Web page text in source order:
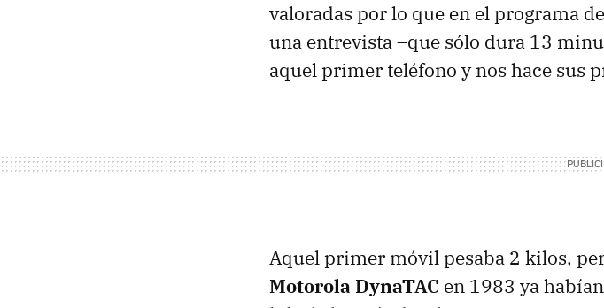
valoradas por lo que en el programa
una entrevista –que sólo dura 13
aquel primer teléfono y nos hace sus
Aquel primer móvil pesaba 2 kilos,
Motorola DynaTAC en 1983 ya